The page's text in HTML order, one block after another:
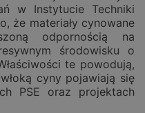
w Instytucie Techniki
że materiały cynowane
odpornością na
środowisku o
te powodują,
cyny pojawiają się
PSE oraz projektach